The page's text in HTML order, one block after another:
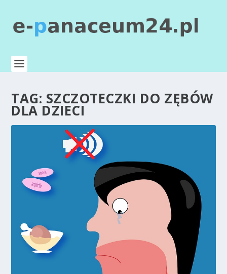
TAG: SZCZOTECZKI DO ZĘBÓW
DLA DZIECI